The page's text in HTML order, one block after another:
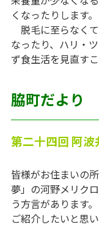
くなったりします。
脱毛に至らなく
なったり、ハリ・
ず食生活を見直すこ
脇町だより
第二十四回 阿波
皆様がお住まいの
夢」の河野メリク
う方言がありま
ご紹介したいと思い